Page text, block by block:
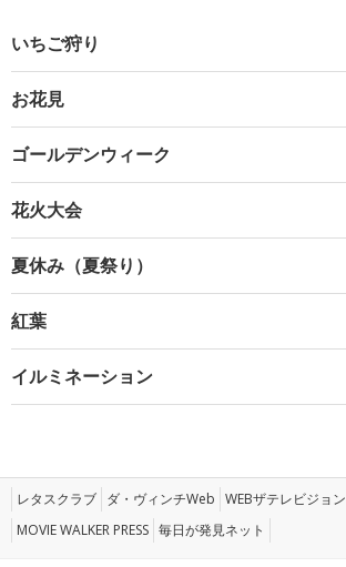
いちご狩り
お花見
ゴールデンウィーク
花火大会
夏休み（夏祭り）
紅葉
イルミネーション
レタスクラブ ダ・ヴィンチWeb WEBザテレビジョン
MOVIE WALKER PRESS 毎日が発見ネット